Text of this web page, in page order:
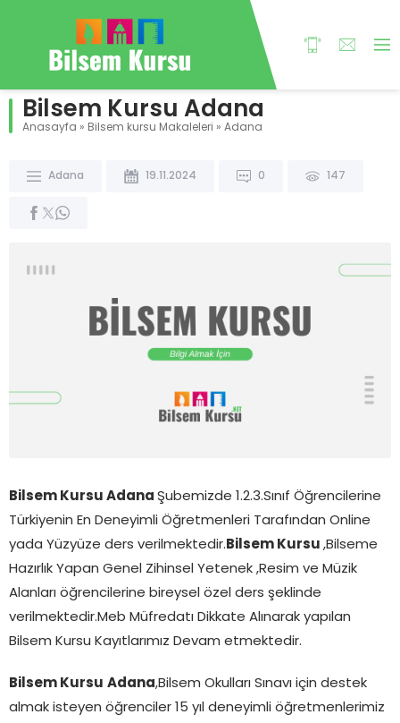
Bilsem Kursu Adana
Anasayfa » Bilsem kursu Makaleleri » Adana
Adana 19.11.2024 0 147
Bilsem Kursu Adana Şubemizde 1.2.3.Sınıf Öğrencilerine
Türkiyenin En Deneyimli Öğretmenleri Tarafından Online
yada Yüzyüze ders verilmektedir. Bilsem Kursu ,Bilseme
Hazırlık Yapan Genel Zihinsel Yetenek ,Resim ve Müzik
Alanları öğrencilerine bireysel özel ders şeklinde
verilmektedir.Meb Müfredatı Dikkate Alınarak yapılan
Bilsem Kursu Kayıtlarımız Devam etmektedir.
Bilsem Kursu Adana ,Bilsem Okulları Sınavı için destek
almak isteyen öğrenciler 15 yıl deneyimli öğretmenlerimiz